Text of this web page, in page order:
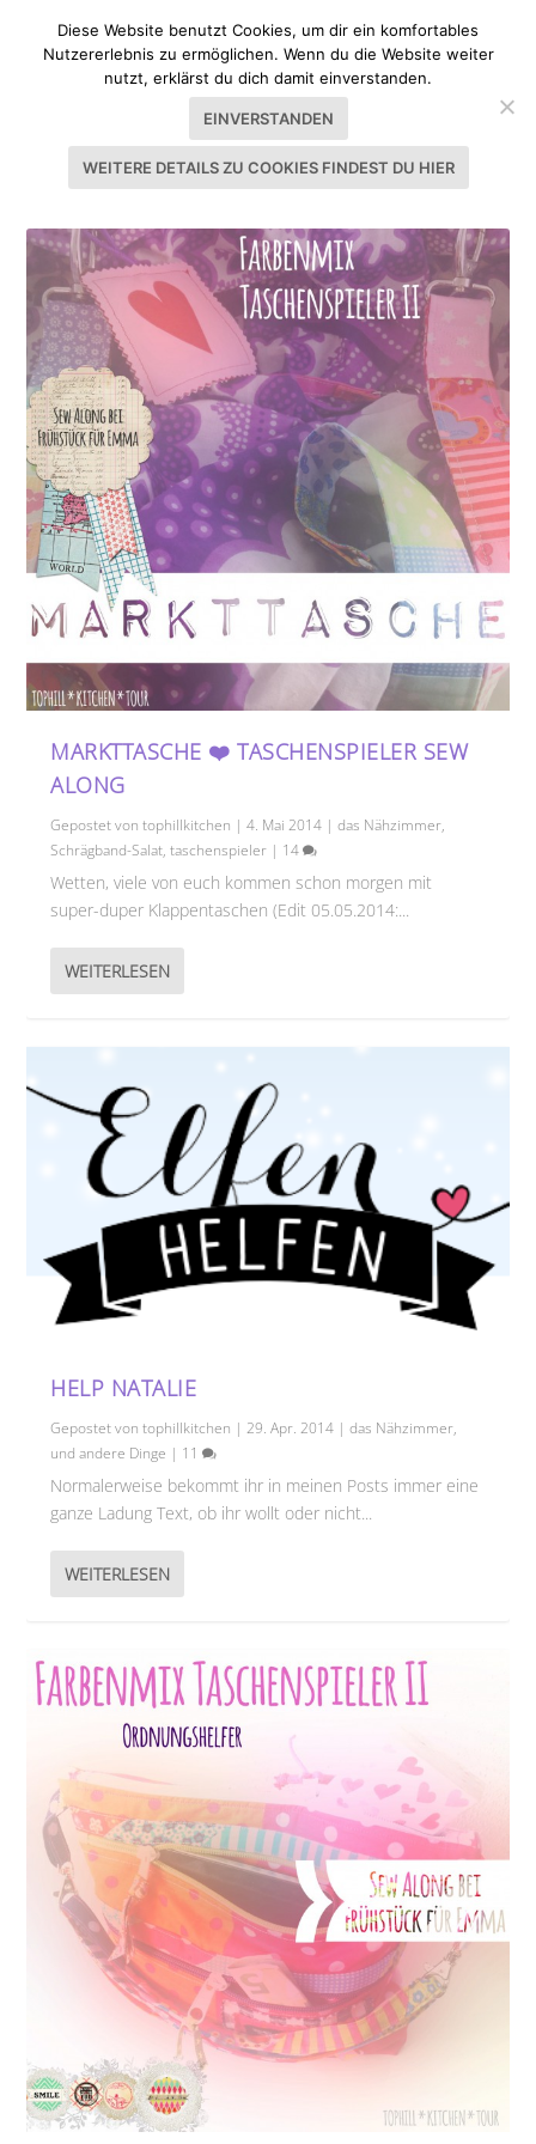
SCHLAGWORT:FARBENMIX
MARKTTASCHE ❤️ TASCHENSPIELER SEW
ALONG
Gepostet vontophillkitchen |4. Mai 2014 |das Nähzimmer,
Schrägband-Salat,taschenspieler | 14
Wetten, viele von euch kommen schon morgen mit
super-duper Klappentaschen (Edit 05.05.2014:...
WEITERLESEN
HELP NATALIE
Gepostet vontophillkitchen |29. Apr. 2014 |das Nähzimmer,
und andere Dinge | 11
Normalerweise bekommt ihr in meinen Posts immer eine
ganze Ladung Text, ob ihr wollt oder nicht...
WEITERLESEN
Diese Website benutzt Cookies, um dir ein komfortables
Nutzererlebnis zu ermöglichen. Wenn du die Website weiter
nutzt, erklärst du dich damit einverstanden.
EINVERSTANDEN
WEITERE DETAILS ZU COOKIES FINDEST DU HIER